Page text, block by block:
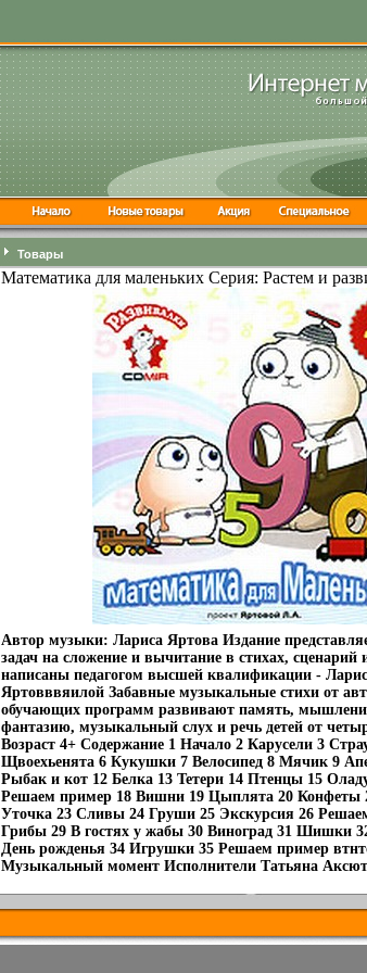
Товары
Математика для маленьких Серия: Растем и
Автор музыки: Лариса Яртова Издание
задач на сложение и вычитание в стихах,
написаны педагогом высшей квалификации -
Яртовввяилой Забавные музыкальные стихи от
обучающих программ развивают память,
фантазию, музыкальный слух и речь детей от
Возраст 4+ Содержание 1 Начало 2 Карусели 3
Щвоехьенята 6 Кукушки 7 Велосипед 8 Мячик 9
Рыбак и кот 12 Белка 13 Тетери 14 Птенцы 15
Решаем пример 18 Вишни 19 Цыплята 20 Конфеты
Уточка 23 Сливы 24 Груши 25 Экскурсия 26
Грибы 29 В гостях у жабы 30 Виноград 31 Шишки
День рожденья 34 Игрушки 35 Решаем пример
Музыкальный момент Исполнители Татьяна